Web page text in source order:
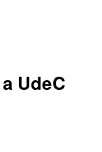
UdeC